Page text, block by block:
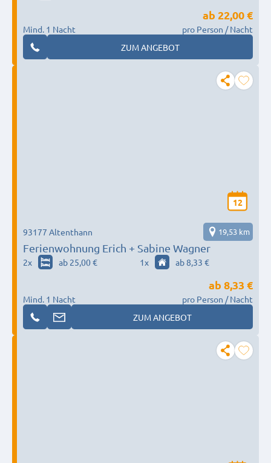
Mind. 1 Nacht
ab 22,00 €
pro Person / Nacht
ZUM ANGEBOT
12
Ferienwohnung Erich + Sabine Wagner
93177 Altenthann 19,53 km
2x ab 25,00 € 1x ab 8,33 €
Mind. 1 Nacht
ab 8,33 €
pro Person / Nacht
ZUM ANGEBOT